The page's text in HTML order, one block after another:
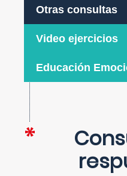
Otras consultas
Video ejercicios
Educación